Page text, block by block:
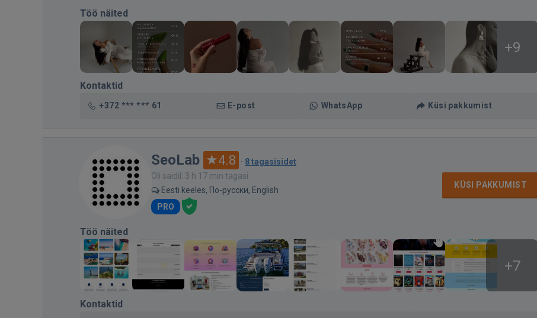
Töö näited
+9
Kontaktid
+372 *** *** 61 E-post WhatsApp Küsi pakkumist
SeoLab 4.8 · 8 tagasisidet
Oli saidil: 3 h 17 min tagasi
Eesti keeles, По-русски, English
PRO
KÜSI PAKKUMIST
Töö näited
+7
Kontaktid